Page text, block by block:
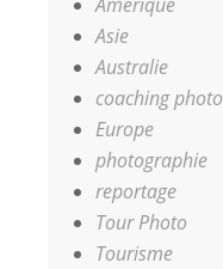
Asie
Australie
coaching photo
Europe
photographie
reportage
Tour Photo
Tourisme